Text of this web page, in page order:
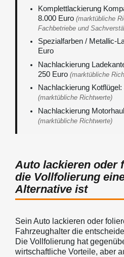
Komplettlackierung
8.000 Euro (marktübliche
Fachbetriebe und
Spezialfarben / Metallic-
Euro
Nachlackierung
250 Euro (marktübliche
Nachlackierung
(marktübliche Richtwerte)
Nachlackierung
(marktübliche Richtwerte)
Auto lackieren oder
die Vollfolierung
Alternative ist
Sein Auto lackieren oder
Fahrzeughalter die
Die Vollfolierung hat
wirtschaftliche Vorteile, aber